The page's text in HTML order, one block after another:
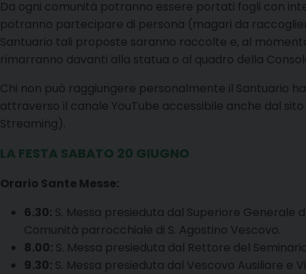
Da ogni comunità potranno essere portati fogli con
potranno partecipare di persona (magari da
Santuario tali proposte saranno raccolte e, al
rimarranno davanti alla statua o al quadro della
Chi non può raggiungere personalmente il Santuario
attraverso il canale YouTube accessibile anche dal
Streaming).
LA FESTA SABATO 20 GIUGNO
Orario Sante Messe:
6.30: S. Messa presieduta dal Superiore Generale
Comunità parrocchiale di S. Agostino Vescovo.
8.00: S. Messa presieduta dal Rettore del
9.30: S. Messa presieduta dal Vescovo Ausiliare e